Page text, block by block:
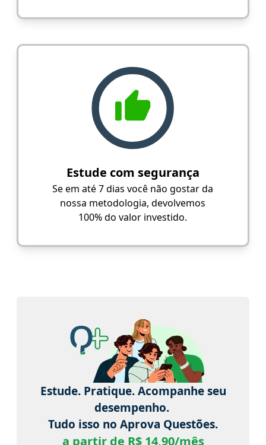
Estude com segurança
Se em até 7 dias você não gostar da
nossa metodologia, devolvemos
100% do valor investido.
Estude. Pratique. Acompanhe seu
desempenho.
Tudo isso no Aprova Questões.
a partir de R$ 14,90/mês